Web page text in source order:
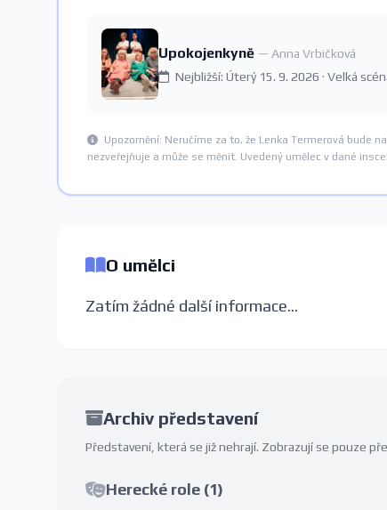
Upokojenkyně — Anna Vrbičková
Nejbližší: Úterý 15. 9. 2026 · Velká
Upozornění: Neručíme za to, že Lenka Termerová bude
nezveřejňuje a může se měnit. Uvedený umělec v dané
O umělci
Zatím žádné další informace...
Archiv představení
Představení, která se již nehrají. Zobrazují se pouze
Herecké role (1)